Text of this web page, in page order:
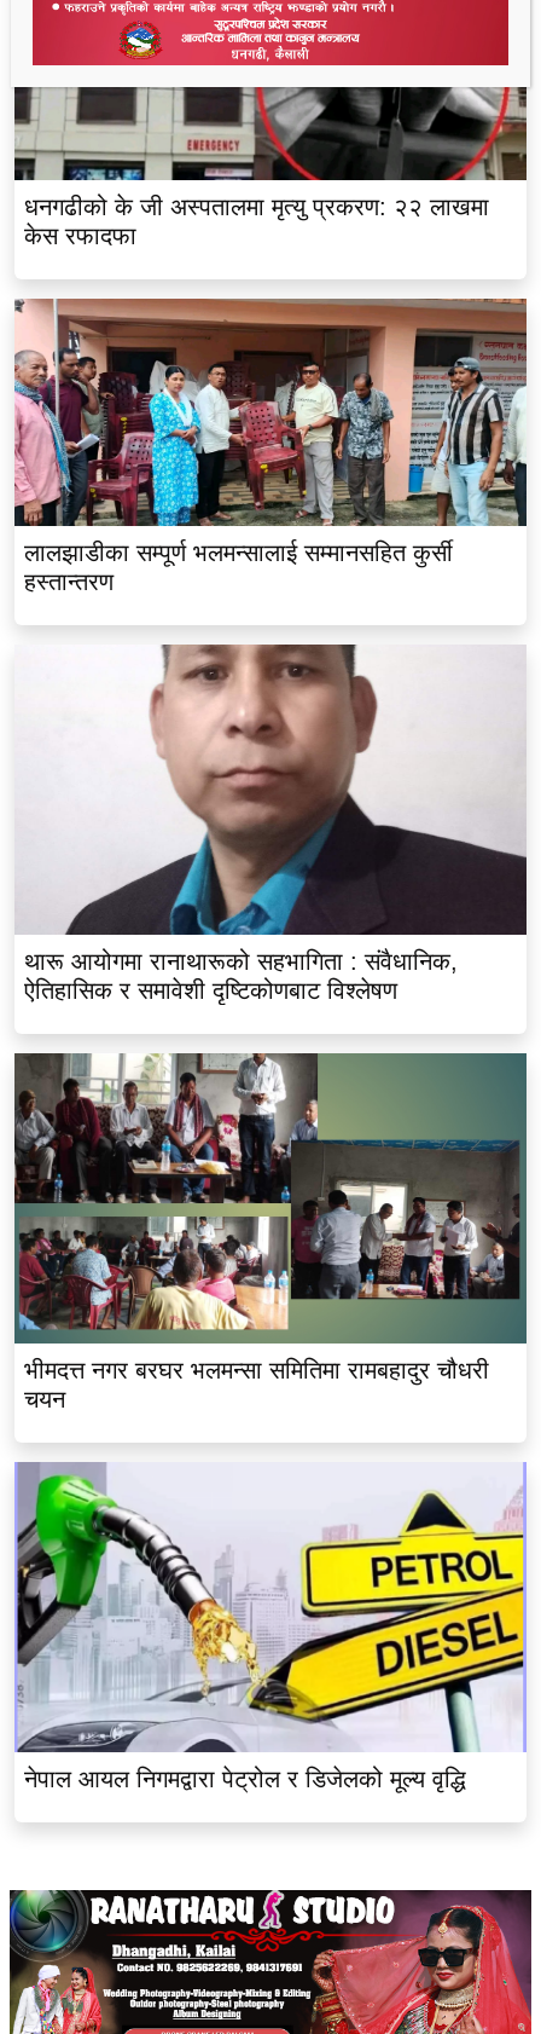
धनगढीको के जी अस्पतालमा मृत्यु प्रकरण: २२ लाखमा
केस रफादफा
लालझाडीका सम्पूर्ण भलमन्सालाई सम्मानसहित कुर्सी
हस्तान्तरण
थारू आयोगमा रानाथारूको सहभागिता : संवैधानिक,
ऐतिहासिक र समावेशी दृष्टिकोणबाट विश्लेषण
भीमदत्त नगर बरघर भलमन्सा समितिमा रामबहादुर चौधरी
चयन
नेपाल आयल निगमद्वारा पेट्रोल र डिजेलको मूल्य वृद्धि